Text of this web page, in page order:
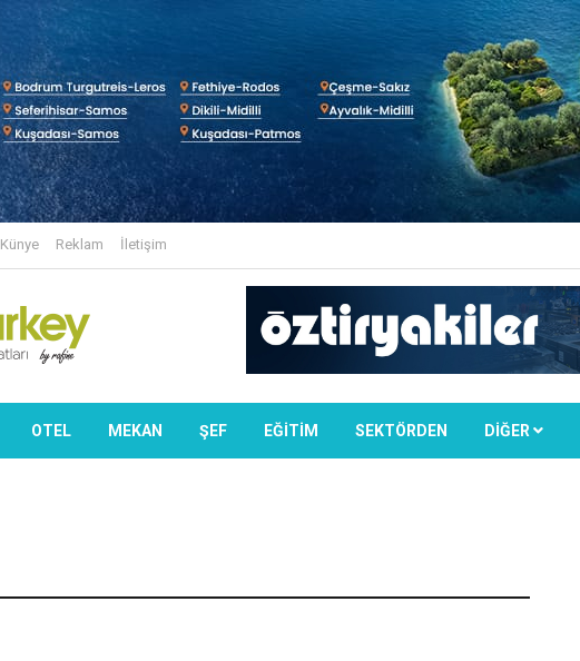
Künye Reklam İletişim
OTEL MEKAN ŞEF EĞİTİM SEKTÖRDEN DIĞER